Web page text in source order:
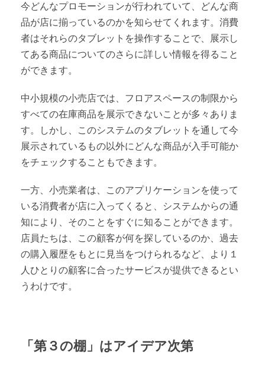
今どんなプロモーションが行われていて、どんな商
品が店に揃っているのかを知らせてくれます。消費
者はそれらのタブレットを操作することで、展示し
てある商品についてのさらに詳しい情報を得ること
ができます。
中小規模の小売店では、フロアスペースの制限から
すべての在庫商品を展示できないことが多々ありま
す。しかし、このシステムのタブレットを通して今
展示されているもの以外にどんな商品が入手可能か
をチェックすることもできます。
一方、小売業者は、このアプリケーションを使って
いる消費者が店に入ってくると、システムからの通
知により、そのことをすぐに知ることができます。
店員たちは、この顧客が何を探しているのか、過去
の購入履歴をもとに見当をつけられるなど、より１
人ひとりの顧客に合ったサービスが提供できるとい
うわけです。
「第３の棚」はアイデア次第